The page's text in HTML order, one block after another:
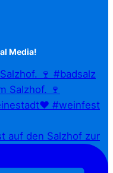
Media!
🍷 #badsalz
auf den Salzhof zur